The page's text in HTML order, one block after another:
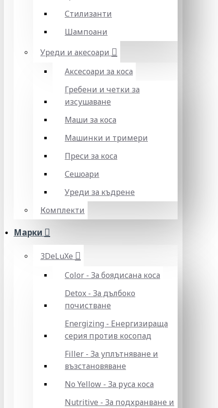
Стилизанти
Шампоани
Уреди и акесоари
Аксесоари за коса
Гребени и четки за
изсушаване
Маши за коса
Машинки и тримери
Преси за коса
Сешоари
Уреди за къдрене
Комплекти
Марки
3DeLuXe
Color - За боядисана коса
Detox - За дълбоко
почистване
Energizing - Енергизираща
серия против косопад
Filler - За уплътняване и
възстановяване
No Yellow - За руса коса
Nutritive - За подхранване и